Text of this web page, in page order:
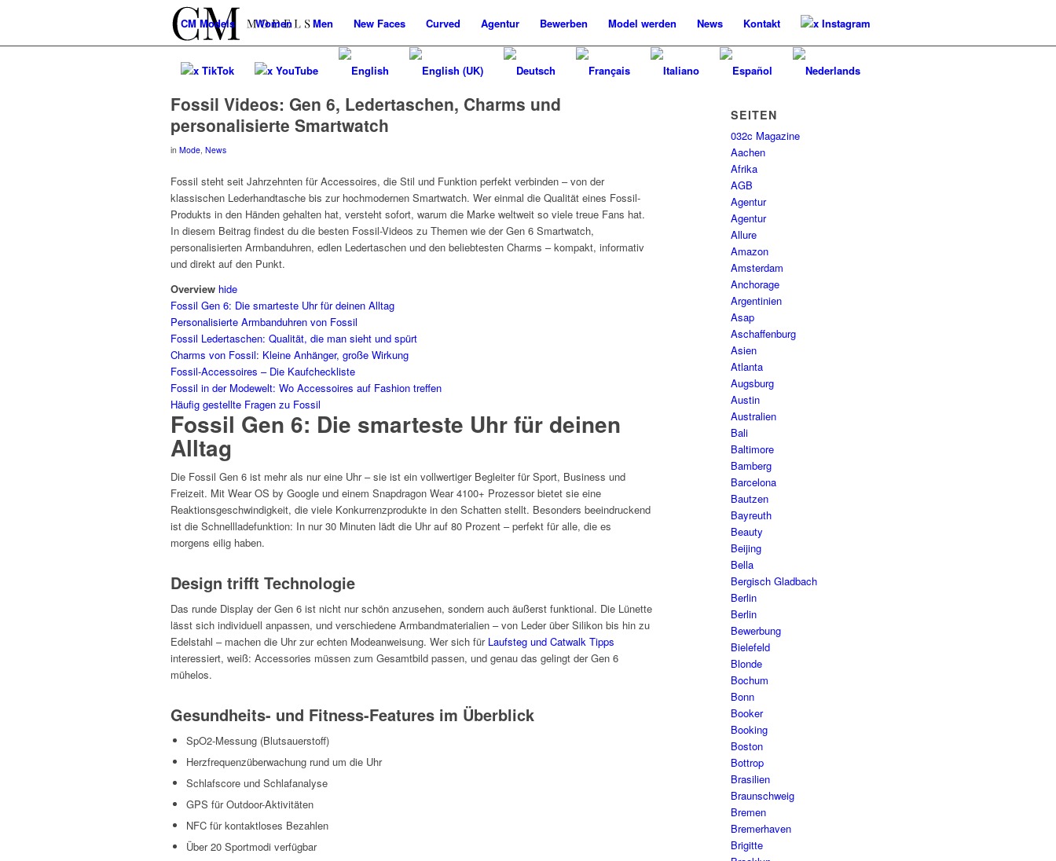
CMModels Women Men New Faces Curved Agentur Bewerben Model werden News Kontakt x Instagram
x TikTok x YouTube
Fossil Videos: Gen 6, Ledertaschen, Charms und
personalisierte Smartwatch
in Mode, News
Fossil steht seit Jahrzehnten für Accessoires, die Stil und Funktion perfekt verbinden – von der
klassischen Lederhandtasche bis zur hochmodernen Smartwatch. Wer einmal die Qualität eines Fossil-
Produkts in den Händen gehalten hat, versteht sofort, warum die Marke weltweit so viele treue Fans hat.
In diesem Beitrag findest du die besten Fossil-Videos zu Themen wie der Gen 6 Smartwatch,
personalisierten Armbanduhren, edlen Ledertaschen und den beliebtesten Charms – kompakt, informativ
und direkt auf den Punkt.
Overview hide
Fossil Gen 6: Die smarteste Uhr für deinen Alltag
Personalisierte Armbanduhren von Fossil
Fossil Ledertaschen: Qualität, die man sieht und spürt
Charms von Fossil: Kleine Anhänger, große Wirkung
Fossil-Accessoires – Die Kaufcheckliste
Fossil in der Modewelt: Wo Accessoires auf Fashion treffen
Häufig gestellte Fragen zu Fossil
Fossil Gen 6: Die smarteste Uhr für deinen
Alltag
Die Fossil Gen 6 ist mehr als nur eine Uhr – sie ist ein vollwertiger Begleiter für Sport, Business und
Freizeit. Mit Wear OS by Google und einem Snapdragon Wear 4100+ Prozessor bietet sie eine
Reaktionsgeschwindigkeit, die viele Konkurrenzprodukte in den Schatten stellt. Besonders beeindruckend
ist die Schnellladefunktion: In nur 30 Minuten lädt die Uhr auf 80 Prozent – perfekt für alle, die es
morgens eilig haben.
Design trifft Technologie
Das runde Display der Gen 6 ist nicht nur schön anzusehen, sondern auch äußerst funktional. Die Lünette
lässt sich individuell anpassen, und verschiedene Armbandmaterialien – von Leder über Silikon bis hin zu
Edelstahl – machen die Uhr zur echten Modeanweisung. Wer sich für Laufsteg und Catwalk Tipps
interessiert, weiß: Accessories müssen zum Gesamtbild passen, und genau das gelingt der Gen 6
mühelos.
Gesundheits- und Fitness-Features im Überblick
SpO2-Messung (Blutsauerstoff)
Herzfrequenzüberwachung rund um die Uhr
Schlafscore und Schlafanalyse
GPS für Outdoor-Aktivitäten
NFC für kontaktloses Bezahlen
Über 20 Sportmodi verfügbar
SEITEN
032c Magazine
Aachen
Afrika
AGB
Agentur
Agentur
Allure
Amazon
Amsterdam
Anchorage
Argentinien
Asap
Aschaffenburg
Asien
Atlanta
Augsburg
Austin
Australien
Bali
Baltimore
Bamberg
Barcelona
Bautzen
Bayreuth
Beauty
Beijing
Bella
Bergisch Gladbach
Berlin
Berlin
Bewerbung
Bielefeld
Blonde
Bochum
Bonn
Booker
Booking
Boston
Bottrop
Brasilien
Braunschweig
Bremen
Bremerhaven
Brigitte